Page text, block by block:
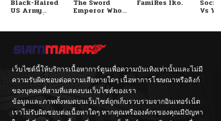
Black-Haired
US Army
General ย้อนเวลา
The Sword
Emperor Who
จักรพรรดิเทพดาบ
FamiRes Iko.
Vs
เว็บไซต์นี้ให้บริการเนื้อหาการ์ตูนเพื่อความบันเทิงเท่านั้นและไม่มี
ความรับผิดชอบต่อความเสียหายใดๆ เนื้อหาการโฆษณาหรือลิงก์
ของบุคคลที่สามที่แสดงบนเว็บไซต์ของเรา
ข้อมูลและภาพทั้งหมดบนเว็บไซต์ถูกเก็บรวบรวมจากอินเทอร์เน็ต
เราไม่รับผิดชอบต่อเนื้อหาใดๆ หากคุณหรือองค์กรของคุณมีปัญหา